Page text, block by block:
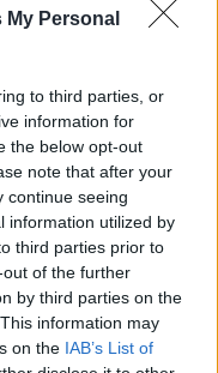
Personal
to third parties, or
information for
the below opt-out
note that after your
continue seeing
information utilized by
third parties prior to
of the further
by third parties on the
information may
on the IAB’s List of
tmel, ktorý
však brať do
materiál, ktorý
škáry sa
prebrúste
aby bol